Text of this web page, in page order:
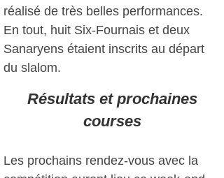
réalisé de très belles performances.
En tout, huit Six-Fournais et deux
Sanaryens étaient inscrits au départ
du slalom.
Résultats et prochaines
courses
Les prochains rendez-vous avec la